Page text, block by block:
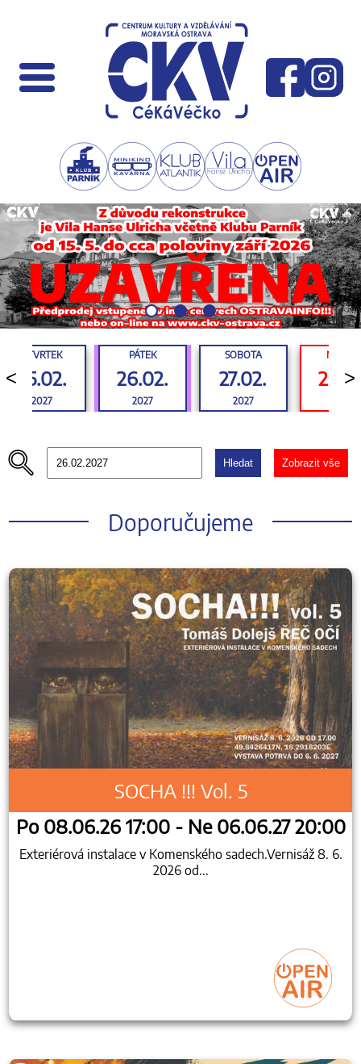
<
ČTVRTEK
25.02.
2027
PÁTEK
26.02.
2027
SOBOTA
27.02.
2027
>
Hledat Zobrazit vše
Doporučujeme
SOCHA !!! Vol. 5
Po 08.06.26 17:00 - Ne 06.06.27 20:00
Exteriérová instalace v Komenského sadech.Vernisáž 8. 6.
2026 od...